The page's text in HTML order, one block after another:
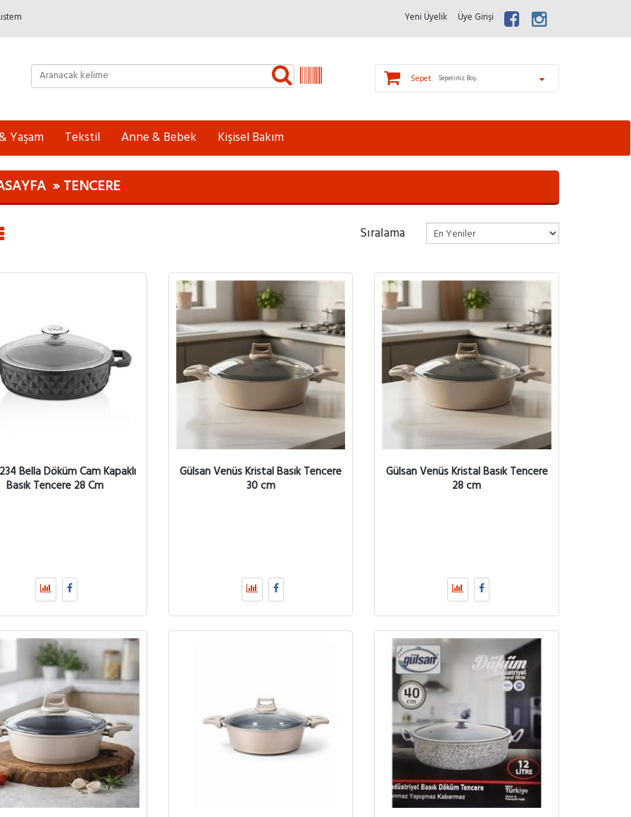
Yeni Üyelik Üye Girişi
Sepet: Sepetiniz Boş.
Yaşam Tekstil Anne & Bebek Kişisel Bakım
TENCERE
Sıralama
Bella Döküm Cam Kapaklı
Basık Tencere 28 Cm
Gülsan Venüs Kristal Basık Tencere
30 cm
Gülsan Venüs Kristal Basık Tencere
28 cm